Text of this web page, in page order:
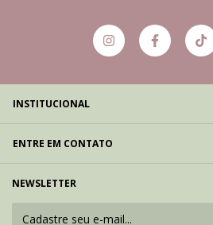
INSTITUCIONAL
ENTRE EM CONTATO
NEWSLETTER